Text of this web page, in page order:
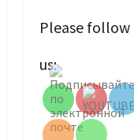
Please follow
us:Channel ID